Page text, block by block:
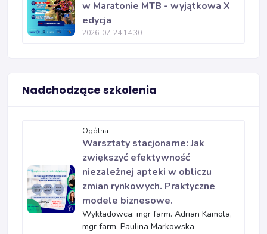
w Maratonie MTB - wyjątkowa X
edycja
2026-07-24 14:30
Nadchodzące szkolenia
Ogólna
Warsztaty stacjonarne: Jak
zwiększyć efektywność
niezależnej apteki w obliczu
zmian rynkowych. Praktyczne
modele biznesowe.
Wykładowca: mgr farm. Adrian Kamola,
mgr farm. Paulina Markowska